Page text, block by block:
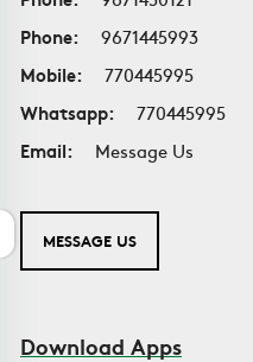
Phone:
9671445993
Mobile:
770445995
Whatsapp:
770445995
Email:
Message Us
MESSAGE US
Download Apps